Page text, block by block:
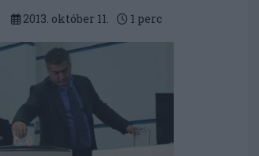
2013. október 11. 1 perc